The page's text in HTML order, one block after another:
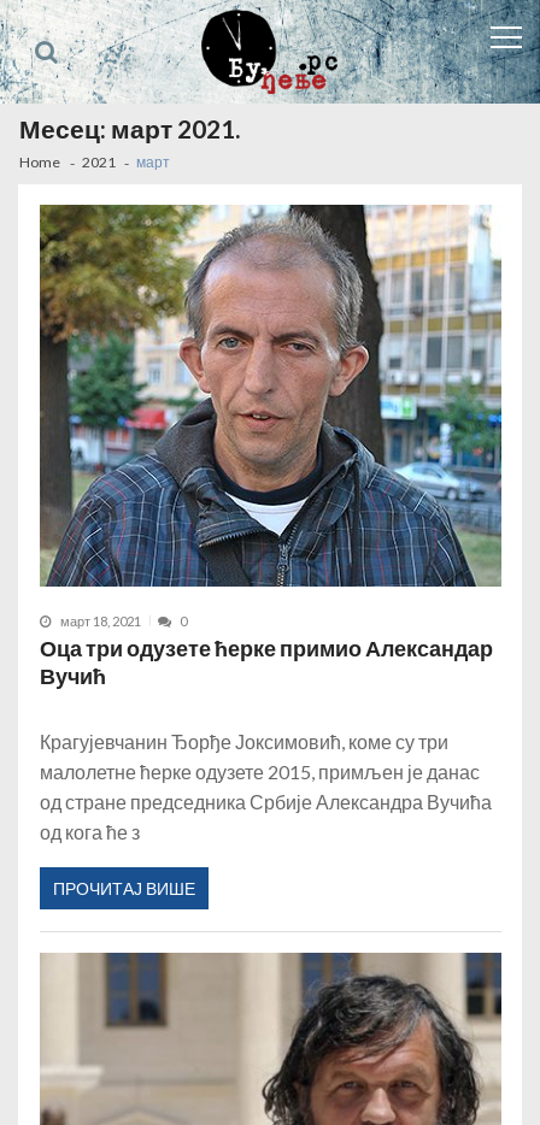
Skip
to
navigation
Skip
to
content
Месец: март 2021.
Home 2021 март
март 18, 2021 0
Оца три одузете ћерке примио Александар
Вучић
Крагујевчанин Ђорђе Јоксимовић, коме су три
малолетне ћерке одузете 2015, примљен је данас
од стране председника Србије Александра Вучића
од кога ће з
ПРОЧИТАЈ ВИШЕ